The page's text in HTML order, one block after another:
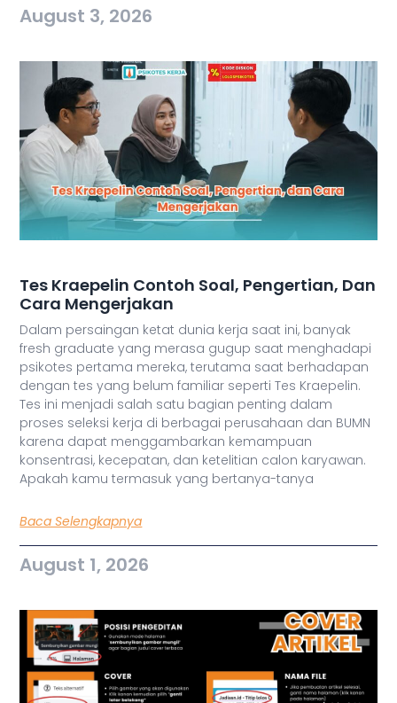
August 3, 2026
Tes Kraepelin Contoh Soal, Pengertian, Dan
Cara Mengerjakan
Dalam persaingan ketat dunia kerja saat ini, banyak
fresh graduate yang merasa gugup saat menghadapi
psikotes pertama mereka, terutama saat berhadapan
dengan tes yang belum familiar seperti Tes Kraepelin.
Tes ini menjadi salah satu bagian penting dalam
proses seleksi kerja di berbagai perusahaan dan BUMN
karena dapat menggambarkan kemampuan
konsentrasi, kecepatan, dan ketelitian calon karyawan.
Apakah kamu termasuk yang bertanya-tanya
Baca Selengkapnya
August 1, 2026